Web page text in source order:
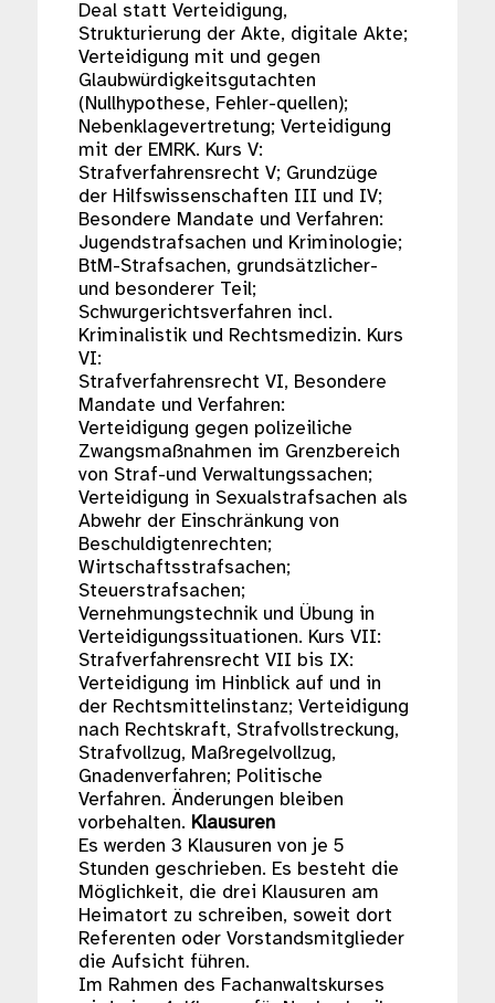
Deal statt Verteidigung,
Strukturierung der Akte, digitale Akte;
Verteidigung mit und gegen
Glaubwürdigkeitsgutachten
(Nullhypothese, Fehler-quellen);
Nebenklagevertretung; Verteidigung
mit der EMRK. Kurs V:
Strafverfahrensrecht V; Grundzüge
der Hilfswissenschaften III und IV;
Besondere Mandate und Verfahren:
Jugendstrafsachen und Kriminologie;
BtM-Strafsachen, grundsätzlicher-
und besonderer Teil;
Schwurgerichtsverfahren incl.
Kriminalistik und Rechtsmedizin. Kurs
VI:
Strafverfahrensrecht VI, Besondere
Mandate und Verfahren:
Verteidigung gegen polizeiliche
Zwangsmaßnahmen im Grenzbereich
von Straf-und Verwaltungssachen;
Verteidigung in Sexualstrafsachen als
Abwehr der Einschränkung von
Beschuldigtenrechten;
Wirtschaftsstrafsachen;
Steuerstrafsachen;
Vernehmungstechnik und Übung in
Verteidigungssituationen. Kurs VII:
Strafverfahrensrecht VII bis IX:
Verteidigung im Hinblick auf und in
der Rechtsmittelinstanz; Verteidigung
nach Rechtskraft, Strafvollstreckung,
Strafvollzug, Maßregelvollzug,
Gnadenverfahren; Politische
Verfahren. Änderungen bleiben
vorbehalten. Klausuren
Es werden 3 Klausuren von je 5
Stunden geschrieben. Es besteht die
Möglichkeit, die drei Klausuren am
Heimatort zu schreiben, soweit dort
Referenten oder Vorstandsmitglieder
die Aufsicht führen.
Im Rahmen des Fachanwaltskurses